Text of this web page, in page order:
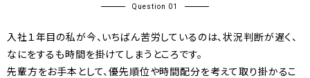
Question 01
入社１年目の私が今、いちばん苦労しているのは、状況判断が遅く、
なにをするも時間を掛けてしまうところです。
先輩方をお手本として、優先順位や時間配分を考えて取り掛かるこ